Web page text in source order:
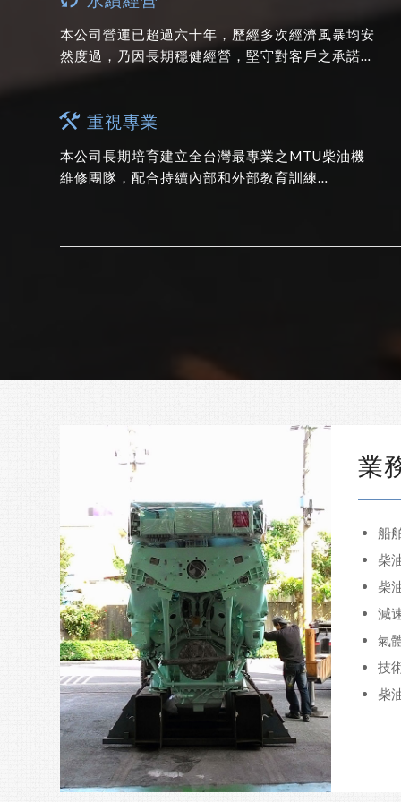
本公司營運已超過六十年，歷經多次經濟風暴均安
然度過，乃因長期穩健經營，堅守對客戶之承諾…
重視專業
本公司長期培育建立全台灣最專業之MTU柴油機
維修團隊，配合持續內部和外部教育訓練…
業
船
柴
柴
減
氣
技
柴